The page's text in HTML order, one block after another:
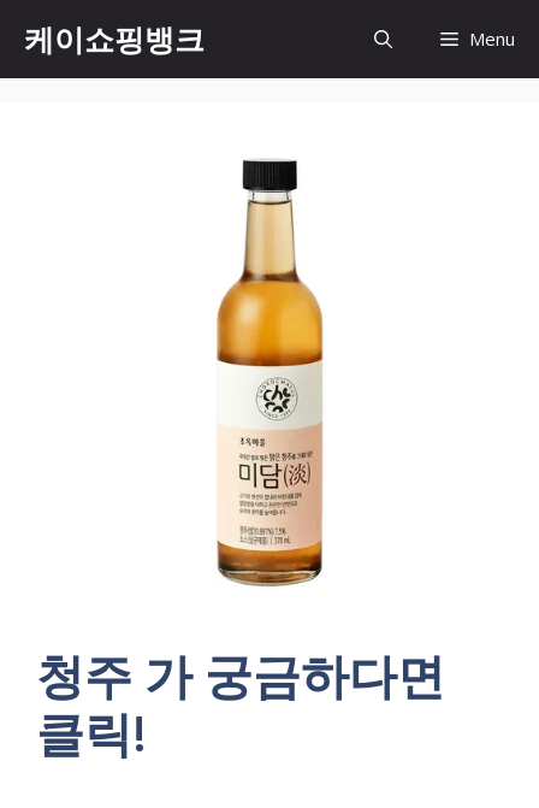
content
케이쇼핑뱅크 Menu
청주 가 궁금하다면
클릭!